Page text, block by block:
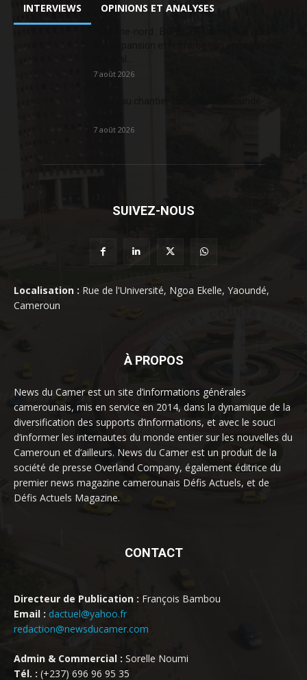
INTERVIEWS OPINIONS ET ANALYSES
7 août 2026
7 août 2026
SUIVEZ-NOUS
Localisation : Rue de l'Université, Ngoa Ekelle, Yaoundé,
Cameroun
À PROPOS
News du Camer est un site d’informations générales
camerounais, mis en service en 2014, dans la dynamique de la
diversification des supports d’informations, et avec le souci
d’informer les internautes du monde entier sur les nouvelles du
Cameroun et d’ailleurs. News du Camer est un produit de la
société de presse Overland Company, également éditrice du
premier news magazine camerounais Défis Actuels, et de
Défis Actuels Magazine.
CONTACT
Directeur de Publication : François Bambou
Email : dactuel@yahoo.fr
redaction@newsducamer.com
Admin & Commercial : Sorelle Noumi
Tél. : (+237) 696 96 95 35